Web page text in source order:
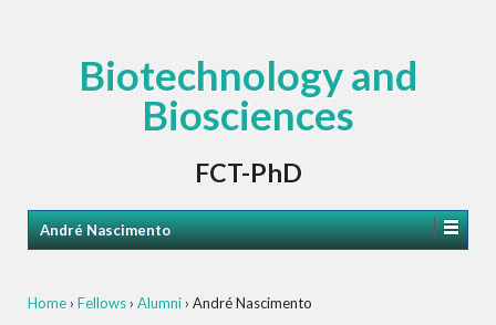
Biotechnology and
Biosciences
FCT-PhD
André Nascimento
Home › Fellows › Alumni › André Nascimento